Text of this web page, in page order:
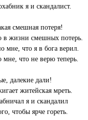
я и скандалист.
смешная потеря!
в жизни смешных потерь.
мне, что я в бога верил.
мне, что не верю теперь.
далекие дали!
житейская мреть.
я и скандалил
чтобы ярче гореть.